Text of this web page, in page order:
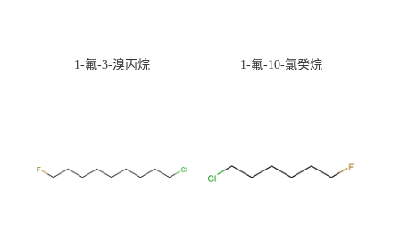
1-氟-3-溴丙烷 1-氟-10-氯癸烷